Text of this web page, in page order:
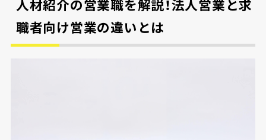
人材紹介の営業職を解説！法人営業と求
職者向け営業の違いとは